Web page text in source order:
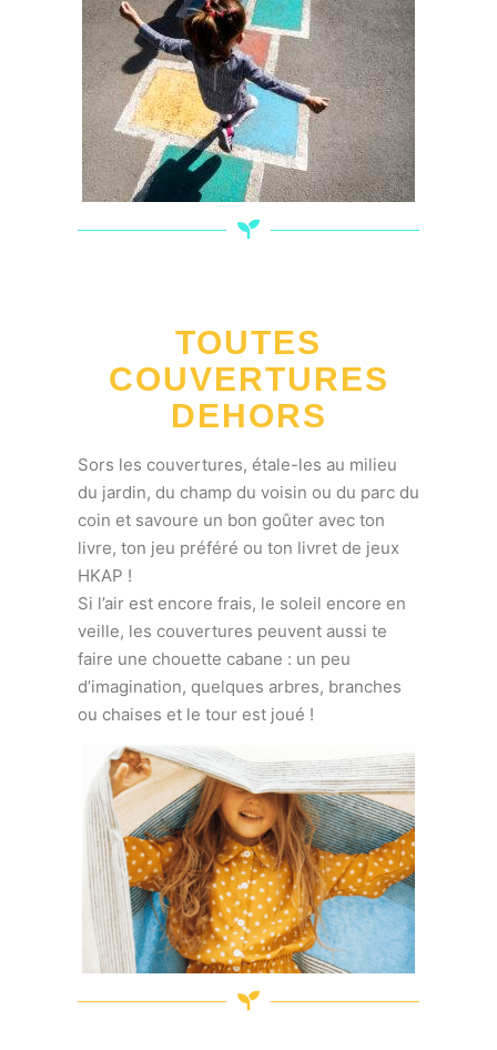
TOUTES
COUVERTURES
DEHORS
Sors les couvertures, étale-les au milieu
du jardin, du champ du voisin ou du parc du
coin et savoure un bon goûter avec ton
livre, ton jeu préféré ou ton livret de jeux
HKAP !
Si l’air est encore frais, le soleil encore en
veille, les couvertures peuvent aussi te
faire une chouette cabane : un peu
d’imagination, quelques arbres, branches
ou chaises et le tour est joué !